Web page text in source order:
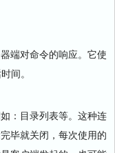
端对命令的响应。它使
间。
：目录列表等。这种连
毕就关闭，每次使用的